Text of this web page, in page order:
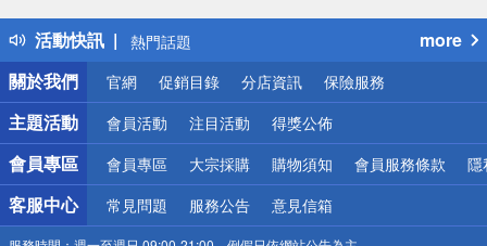
活動快訊
得獎公告
熱門話題
銀行優惠
偏遠地區配送
詐騙網頁！請小心！
more
關於我們
官網 促銷目錄 分店資訊 保險服務
主題活動 會員活動 注目活動 得獎公佈
會員專區 會員專區 大宗採購 購物須知 會員服務條款 隱
客服中心 常見問題 服務公告 意見信箱